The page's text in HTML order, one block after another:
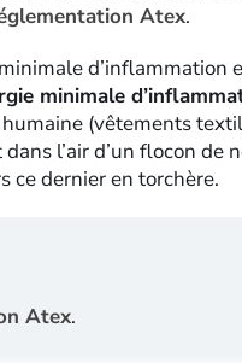
Atex.
d’inflam­mation
minimale
(vêtements
l’air d’un flocon de
ce dernier en torchère.
Atex.